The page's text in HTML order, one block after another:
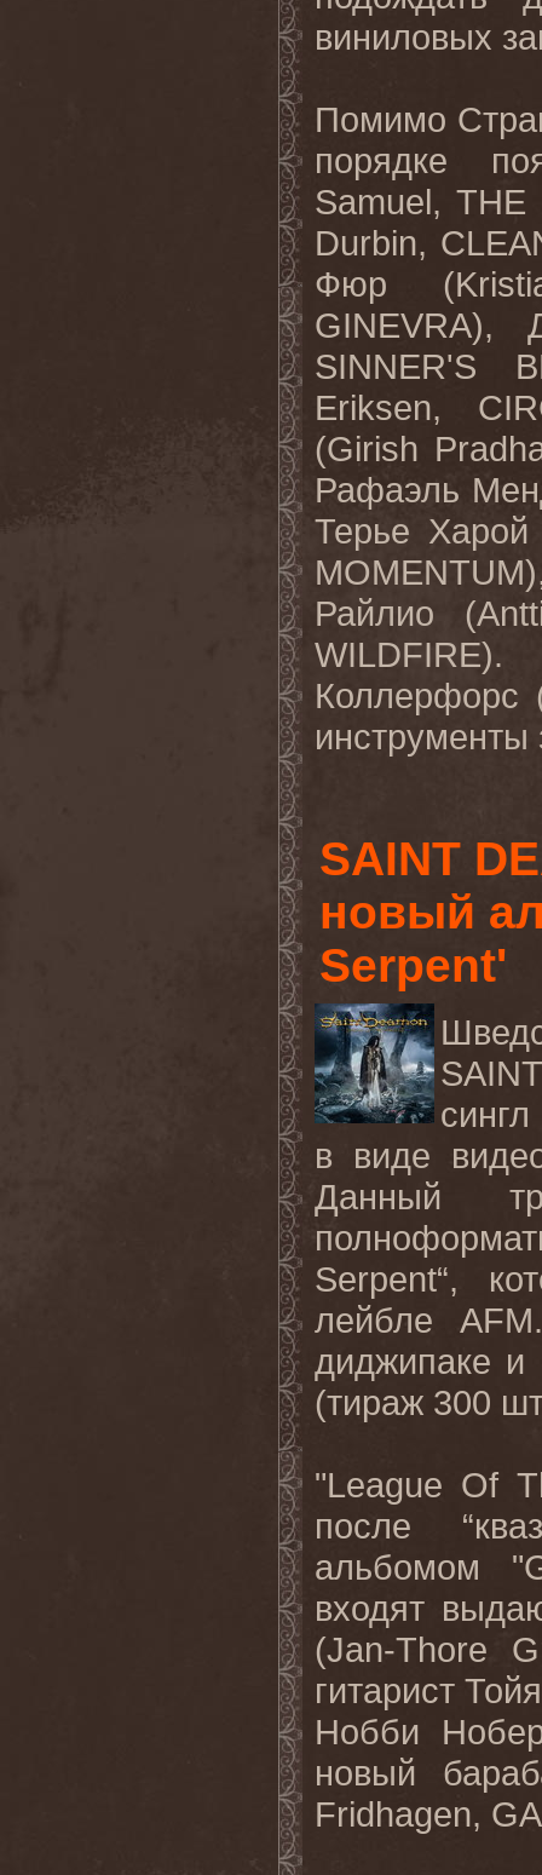
виниловых
Помимо
порядке
Samuel,THE
Durbin,
Фюр (
GINEVRA),
SINNER'S
Eriksen,
(Girish
Рафаэль
Терье
MOMENTUM
Райлио (
WILDFIRE).
Коллерфорс
SAINT
новый
Serpent'
SAINT
сингл
в виде
Данный
Serpent“,
лейблеAFM
диджипаке и
(тираж 300
"League Of
после
альбомом "
входят
(Jan-Thore
гитарист
Нобби
новый
Fridhagen,